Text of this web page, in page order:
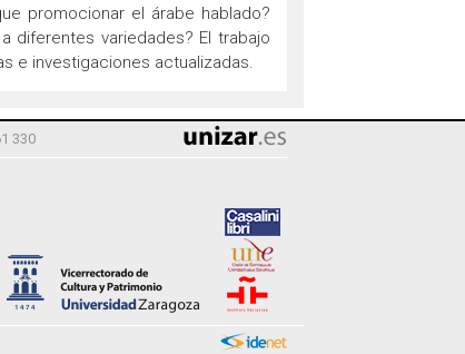
promocionar el árabe hablado?
diferentes variedades? El trabajo
e investigaciones actualizadas.
330